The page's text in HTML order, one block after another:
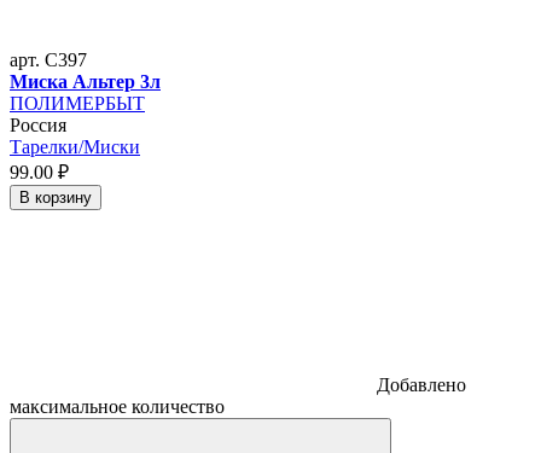
арт. C397
Миска Альтер 3л
ПОЛИМЕРБЫТ
Россия
Тарелки/Миски
99.00 ₽
В корзину
Добавлено
максимальное количество